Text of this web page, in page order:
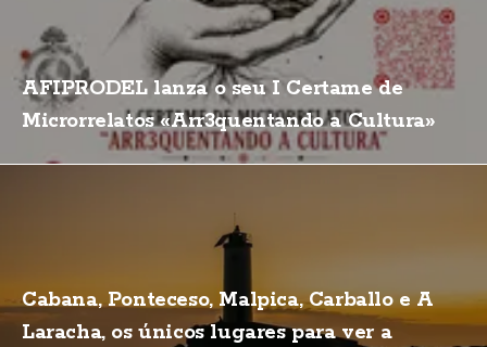
AFIPRODEL lanza o seu I Certame de
Microrrelatos «Arr3quentando a Cultura»
Cabana, Ponteceso, Malpica, Carballo e A
Laracha, os únicos lugares para ver a